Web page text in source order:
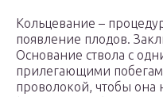
Кольцевание –
появление плодов.
Основание ствола с
прилегающими
проволокой, чтобы она